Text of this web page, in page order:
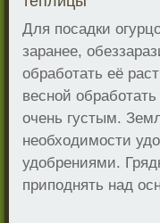
Для посадки
заранее,
обработать её
весной
очень густым.
необходимости
удобрениями.
приподнять над